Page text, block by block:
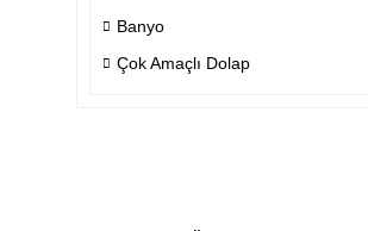
Banyo
Çok Amaçlı Dolap